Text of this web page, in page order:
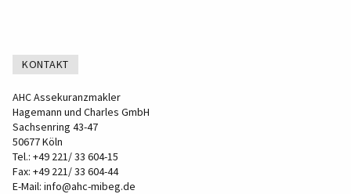
KONTAKT
AHC Assekuranzmakler
Hagemann und Charles GmbH
Sachsenring 43-47
50677 Köln
Tel.: +49 221/ 33 604-15
Fax: +49 221/ 33 604-44
E-Mail: info@ahc-mibeg.de